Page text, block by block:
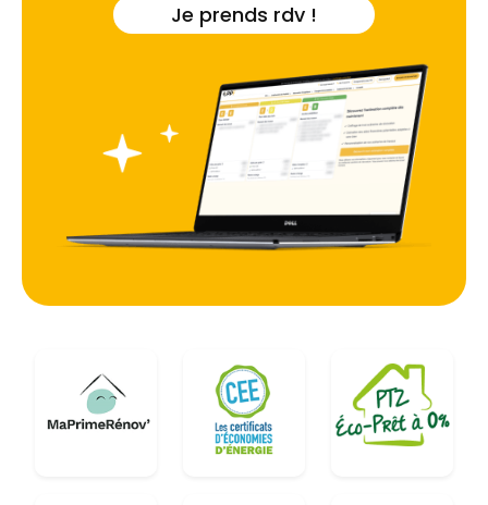
températures extrêmes tout en préservant le
patrimoine local.Je prends rdv !